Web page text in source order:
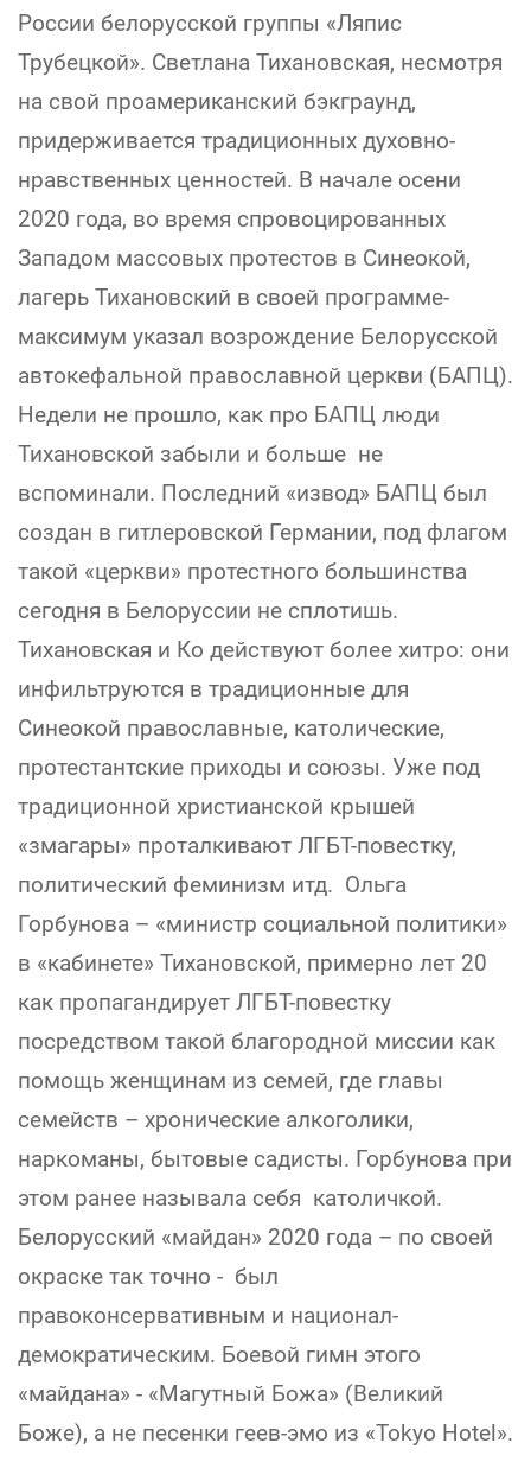
России белорусской группы «Ляпис
Трубецкой». Светлана Тихановская, несмотря
на свой проамериканский бэкграунд,
придерживается традиционных духовно-
нравственных ценностей. В начале осени
2020 года, во время спровоцированных
Западом массовых протестов в Синеокой,
лагерь Тихановский в своей программе-
максимум указал возрождение Белорусской
автокефальной православной церкви (БАПЦ).
Недели не прошло, как про БАПЦ люди
Тихановской забыли и больше не
вспоминали. Последний «извод» БАПЦ был
создан в гитлеровской Германии, под флагом
такой «церкви» протестного большинства
сегодня в Белоруссии не сплотишь.
Тихановская и Ко действуют более хитро: они
инфильтруются в традиционные для
Синеокой православные, католические,
протестантские приходы и союзы. Уже под
традиционной христианской крышей
«змагары» проталкивают ЛГБТ-повестку,
политический феминизм итд. Ольга
Горбунова – «министр социальной политики»
в «кабинете» Тихановской, примерно лет 20
как пропагандирует ЛГБТ-повестку
посредством такой благородной миссии как
помощь женщинам из семей, где главы
семейств – хронические алкоголики,
наркоманы, бытовые садисты. Горбунова при
этом ранее называла себя католичкой.
Белорусский «майдан» 2020 года – по своей
окраске так точно - был
правоконсервативным и национал-
демократическим. Боевой гимн этого
«майдана» - «Магутный Божа» (Великий
Боже), а не песенки геев-эмо из «Tokyo Hotel».